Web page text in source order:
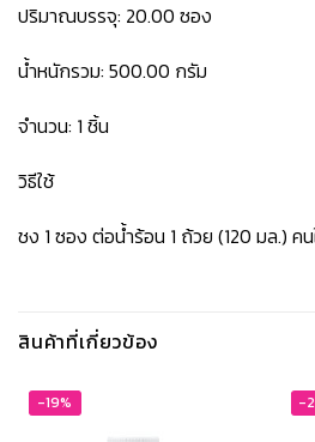
ปริมาณบรรจุ: 20.00 ซอง
น้ำหนักรวม: 500.00 กรัม
จำนวน: 1 ชิ้น
วิธีใช้
ชง 1 ซอง ต่อน้ำร้อน 1 ถ้วย (120 มล.) ค
สินค้าที่เกี่ยวข้อง
-19% -